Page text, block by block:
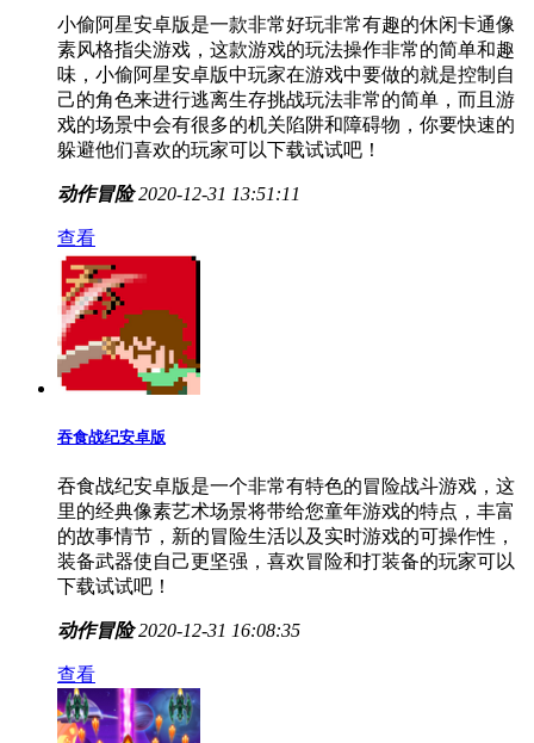
小偷阿星安卓版是一款非常好玩非常有趣的休闲卡通像
素风格指尖游戏，这款游戏的玩法操作非常的简单和趣
味，小偷阿星安卓版中玩家在游戏中要做的就是控制自
己的角色来进行逃离生存挑战玩法非常的简单，而且游
戏的场景中会有很多的机关陷阱和障碍物，你要快速的
躲避他们喜欢的玩家可以下载试试吧！
动作冒险 2020-12-31 13:51:11
查看
吞食战纪安卓版
吞食战纪安卓版是一个非常有特色的冒险战斗游戏，这
里的经典像素艺术场景将带给您童年游戏的特点，丰富
的故事情节，新的冒险生活以及实时游戏的可操作性，
装备武器使自己更坚强，喜欢冒险和打装备的玩家可以
下载试试吧！
动作冒险 2020-12-31 16:08:35
查看